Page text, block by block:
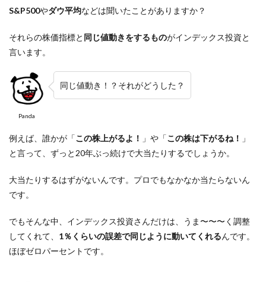
S&P500やダウ平均などは聞いたことがありますか？
それらの株価指標と 同じ値動きをするものがインデックス投資と
言います。
Panda
同じ値動き！？それがどうした？
例えば、誰かが「この株上がるよ！ 」や「この株は下がるね！ 」
と言って、ずっと20年ぶっ続けで大当たりするでしょうか。
大当たりするはずがないんです。プロでもなかなか当たらないん
です。
でもそんな中、インデックス投資さんだけは、うま〜〜〜く調整
してくれて、 1％くらいの誤差で同じように動いてくれるんです。
ほぼゼロパーセントです。